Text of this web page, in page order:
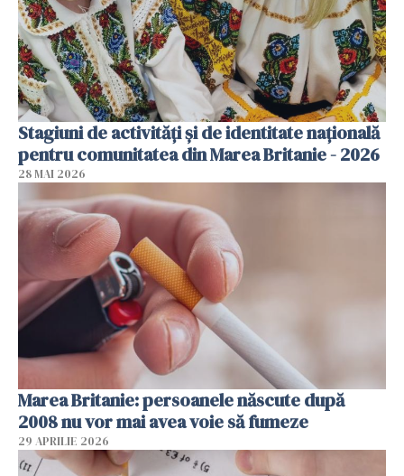
Stagiuni de activități și de identitate națională
pentru comunitatea din Marea Britanie - 2026
28 MAI 2026
Marea Britanie: persoanele născute după
2008 nu vor mai avea voie să fumeze
29 APRILIE 2026